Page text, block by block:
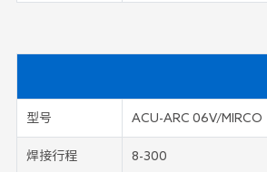
型号 ACU-ARC 06V/MIRCO
焊接行程 8-300